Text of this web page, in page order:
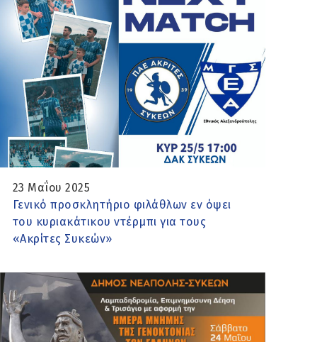
23 Μαΐου 2025
Γενικό προσκλητήριο φιλάθλων εν όψει
του κυριακάτικου ντέρμπι για τους
«Ακρίτες Συκεών»